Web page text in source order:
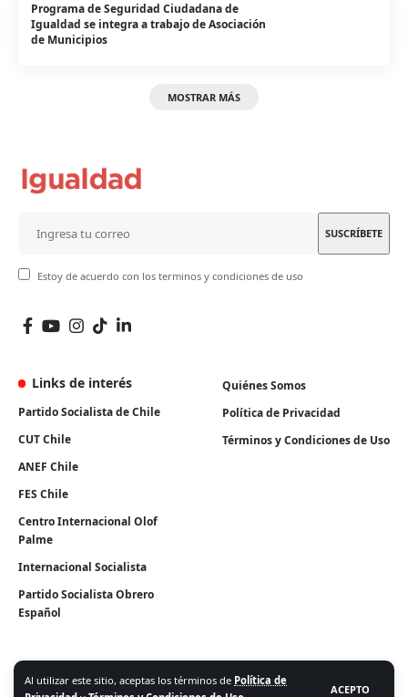
Al utilizar este sitio, aceptas los términos de Política de
ACEPTO
Programa de Seguridad Ciudadana de
Igualdad se integra a trabajo de Asociación
de Municipios
MOSTRAR MÁS
Estoy de acuerdo con los terminos y condiciones de uso
Links de interés
Partido Socialista de Chile
CUT Chile
ANEF Chile
FES Chile
Centro Internacional Olof
Palme
Internacional Socialista
Partido Socialista Obrero
Español
Quiénes Somos
Política de Privacidad
Términos y Condiciones de Uso